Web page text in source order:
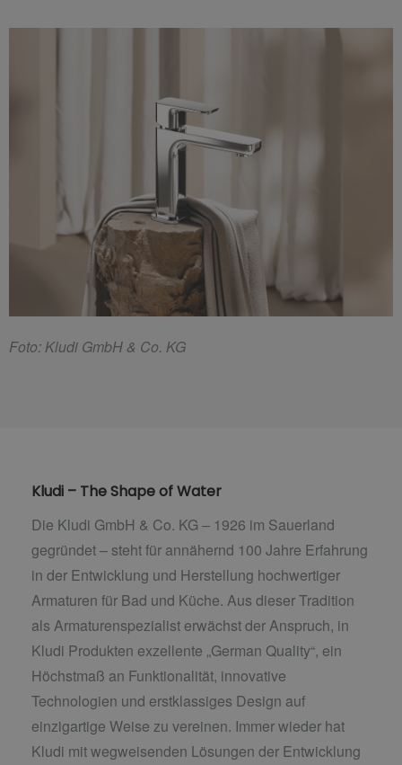
Foto: Kludi GmbH & Co. KG
Kludi – The Shape of Water
Die Kludi GmbH & Co. KG – 1926 im Sauerland
gegründet – steht für annähernd 100 Jahre Erfahrung
in der Entwicklung und Herstellung hochwertiger
Armaturen für Bad und Küche. Aus dieser Tradition
als Armaturenspezialist erwächst der Anspruch, in
Kludi Produkten exzellente „German Quality“, ein
Höchstmaß an Funktionalität, innovative
Technologien und erstklassiges Design auf
einzigartige Weise zu vereinen. Immer wieder hat
Kludi mit wegweisenden Lösungen der Entwicklung